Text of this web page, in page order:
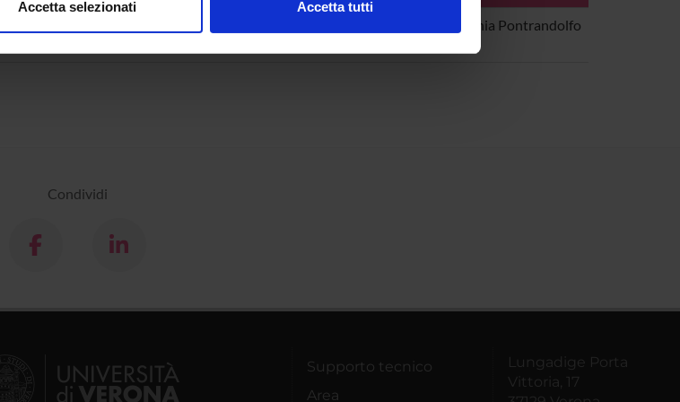
Accetta selezionati Accetta tutti
Stefania Pontrandolfo
Condividi
Supporto tecnico
Area
Lungadige Porta
Vittoria, 17